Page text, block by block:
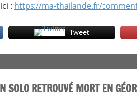
: https://ma-thailande.fr/
Tweet
SOLO RETROUVÉ MORT EN